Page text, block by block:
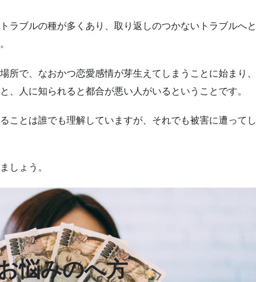
ラブルの種が多くあり、取り返しのつかないトラブルへと
所で、なおかつ恋愛感情が芽生えてしまうことに始まり、
、人に知られると都合が悪い人がいるということです。
ことは誰でも理解していますが、それでも被害に遭ってし
しょう。
悩みのへ方